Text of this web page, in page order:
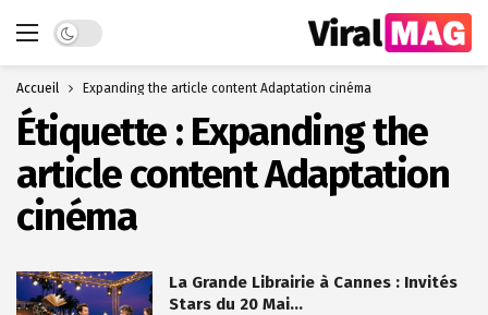
Dark mode
Accueil Expanding the article content Adaptation cinéma
Étiquette : Expanding the
article content Adaptation
cinéma
La Grande Librairie à Cannes : Invités
Stars du 20 Mai…